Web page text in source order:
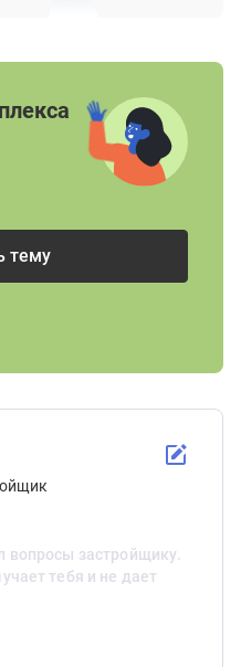
тему
вопросы застройщику.
тебя и не дает